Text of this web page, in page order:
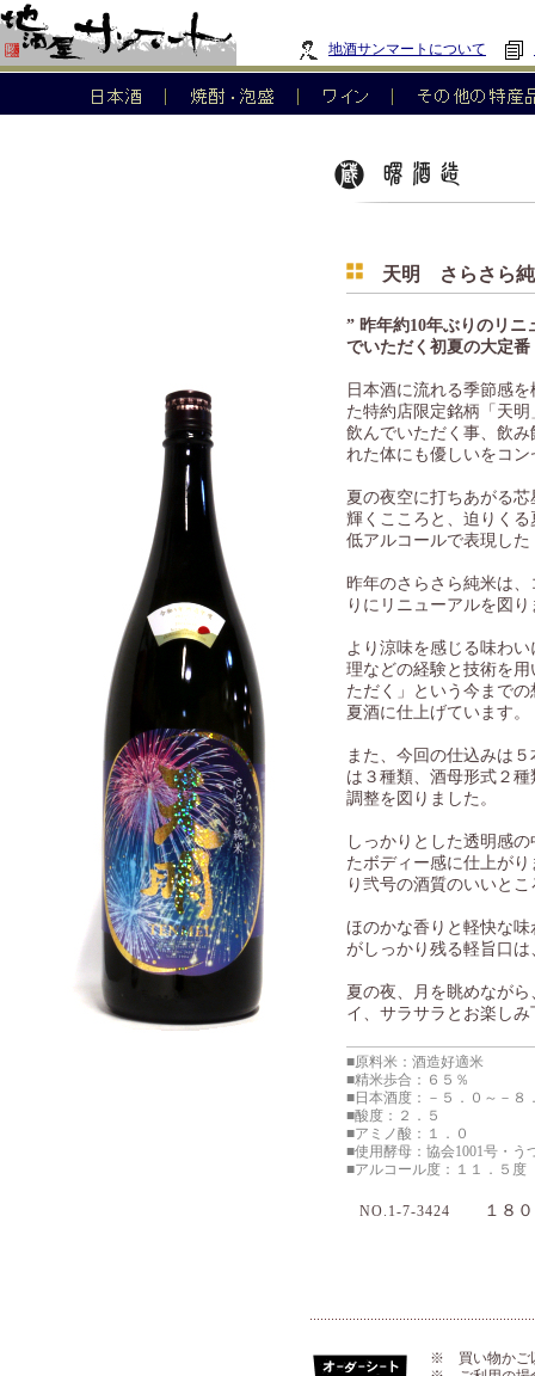
地酒サンマートについて
天明 さらさら純
” 昨年約10年ぶりのリ
でいただく初夏の大定
日本酒に流れる季節感
た特約店限定銘柄「天
飲んでいただく事、飲
れた体にも優しいをコ
夏の夜空に打ちあがる
輝くこころと、迫りく
低アルコールで表現した
昨年のさらさら純米は
りにリニューアルを図
より涼味を感じる味わ
理などの経験と技術を
ただく」という今まで
夏酒に仕上げています。
また、今回の仕込みは
は３種類、酒母形式２
調整を図りました。
しっかりとした透明感
たボディー感に仕上が
り弐号の酒質のいいと
ほのかな香りと軽快な
がしっかり残る軽旨口
夏の夜、月を眺めなが
イ、サラサラとお楽し
■原料米：酒造好適米
■精米歩合：６５％
■日本酒度：－５．０～－８
■酸度：２．５
■アミノ酸：１．０
■使用酵母：協会1001号・う
■アルコール度：１１．５度
NO.1-7-3424 １８０
※ 買い物かご